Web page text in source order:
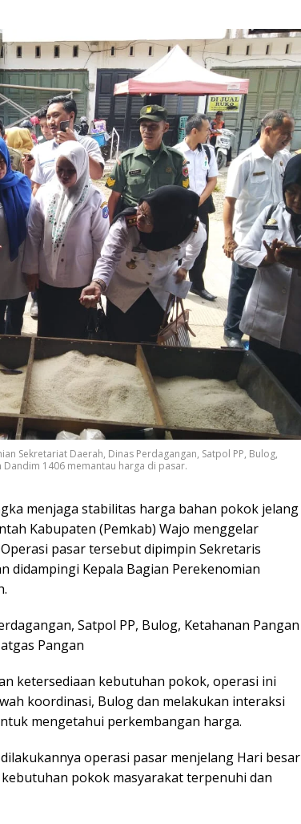
Sekretariat Daerah, Dinas Perdagangan, Satpol PP, Bulog,
Dandim 1406 memantau harga di pasar.
menjaga stabilitas harga bahan pokok jelang
Kabupaten (Pemkab) Wajo menggelar
pasar tersebut dipimpin Sekretaris
didampingi Kepala Bagian Perekenomian
Satpol PP, Bulog, Ketahanan Pangan
Pangan
ketersediaan kebutuhan pokok, operasi ini
koordinasi, Bulog dan melakukan interaksi
mengetahui perkembangan harga.
operasi pasar menjelang Hari besar
pokok masyarakat terpenuhi dan